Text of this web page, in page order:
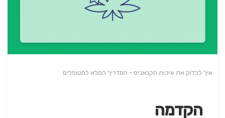
איך לבדוק את איכות הקנאביס - המדריך המלא למטופלים
הקדמה